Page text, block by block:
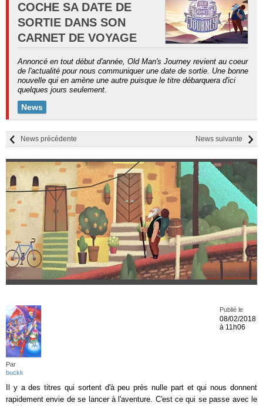
COCHE SA DATE DE
SORTIE DANS SON
CARNET DE VOYAGE
Annoncé en tout début d'année, Old Man's Journey revient au coeur
de l'actualité pour nous communiquer une date de sortie. Une bonne
nouvelle qui en amène une autre puisque le titre débarquera d'ici
quelques jours seulement.
News
News suivante
News précédente
Par
buckk
Publié le
08/02/2018
à 11h06
Il y a des titres qui sortent d'à peu près nulle part et qui nous donnent
rapidement envie de se lancer à l'aventure. C'est ce qui se passe avec le